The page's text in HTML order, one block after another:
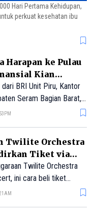
Hari Pertama Kehidupan,
perkuat kesehatan ibu
Harapan ke Pulau
Kian
BRI Unit Piru, Kantor
Seram Bagian Barat,
buka akses keuangan
Twilite Orchestra
Tiket via
Twilite Orchestra
ini cara beli tiket